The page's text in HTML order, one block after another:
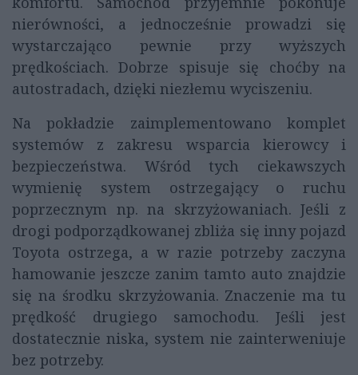
nierówności, a jednocześnie prowadzi się
wystarczająco pewnie przy wyższych
prędkościach. Dobrze spisuje się choćby na
autostradach, dzięki niezłemu wyciszeniu.
Na pokładzie zaimplementowano komplet
systemów z zakresu wsparcia kierowcy i
bezpieczeństwa. Wśród tych ciekawszych
wymienię system ostrzegający o ruchu
poprzecznym np. na skrzyżowaniach. Jeśli z
drogi podporządkowanej zbliża się inny pojazd
Toyota ostrzega, a w razie potrzeby zaczyna
hamowanie jeszcze zanim tamto auto znajdzie
się na środku skrzyżowania. Znaczenie ma tu
prędkość drugiego samochodu. Jeśli jest
dostatecznie niska, system nie zainterweniuje
bez potrzeby.